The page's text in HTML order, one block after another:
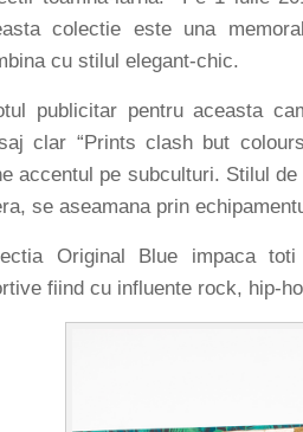
colectie este una
cu stilul elegant-chic.
publicitar pentru aceasta
clar “Prints clash but
accentul pe subculturi. Stilul
se aseamana prin
Original Blue impaca
fiind cu influente rock, hip-